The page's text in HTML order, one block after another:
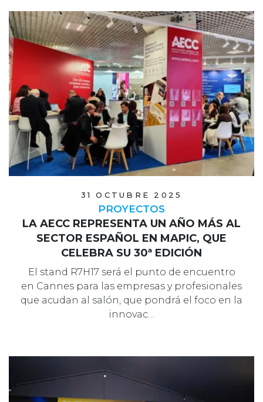
31 OCTUBRE 2025
PROYECTOS
LA AECC REPRESENTA UN AÑO MÁS AL
SECTOR ESPAÑOL EN MAPIC, QUE
CELEBRA SU 30ª EDICIÓN
El stand R7H17 será el punto de encuentro
en Cannes para las empresas y profesionales
que acudan al salón, que pondrá el foco en la
innovac…